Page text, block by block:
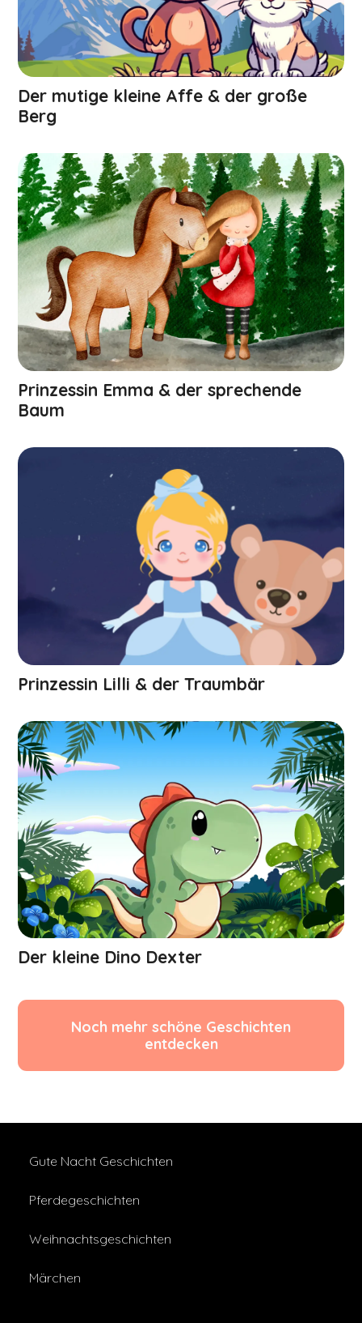
Der mutige kleine Affe & der große
Berg
Prinzessin Emma & der sprechende
Baum
Prinzessin Lilli & der Traumbär
Der kleine Dino Dexter
Noch mehr schöne Geschichten
entdecken
Gute Nacht Geschichten
Pferdegeschichten
Weihnachtsgeschichten
Märchen